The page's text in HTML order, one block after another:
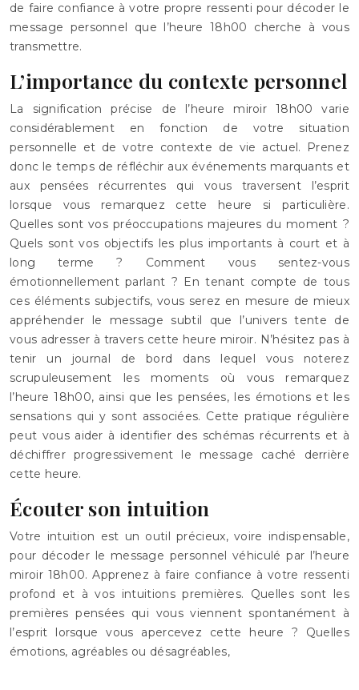
de faire confiance à votre propre ressenti pour décoder le
message personnel que l’heure 18h00 cherche à vous
transmettre.
L’importance du contexte personnel
La signification précise de l’heure miroir 18h00 varie
considérablement en fonction de votre situation
personnelle et de votre contexte de vie actuel. Prenez
donc le temps de réfléchir aux événements marquants et
aux pensées récurrentes qui vous traversent l’esprit
lorsque vous remarquez cette heure si particulière.
Quelles sont vos préoccupations majeures du moment ?
Quels sont vos objectifs les plus importants à court et à
long terme ? Comment vous sentez-vous
émotionnellement parlant ? En tenant compte de tous
ces éléments subjectifs, vous serez en mesure de mieux
appréhender le message subtil que l’univers tente de
vous adresser à travers cette heure miroir. N’hésitez pas à
tenir un journal de bord dans lequel vous noterez
scrupuleusement les moments où vous remarquez
l’heure 18h00, ainsi que les pensées, les émotions et les
sensations qui y sont associées. Cette pratique régulière
peut vous aider à identifier des schémas récurrents et à
déchiffrer progressivement le message caché derrière
cette heure.
Écouter son intuition
Votre intuition est un outil précieux, voire indispensable,
pour décoder le message personnel véhiculé par l’heure
miroir 18h00. Apprenez à faire confiance à votre ressenti
profond et à vos intuitions premières. Quelles sont les
premières pensées qui vous viennent spontanément à
l’esprit lorsque vous apercevez cette heure ? Quelles
émotions, agréables ou désagréables,